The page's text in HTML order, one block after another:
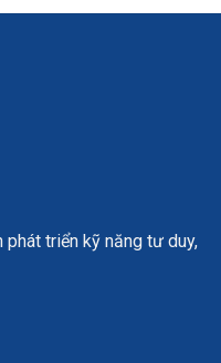
phát triển kỹ năng tư duy,